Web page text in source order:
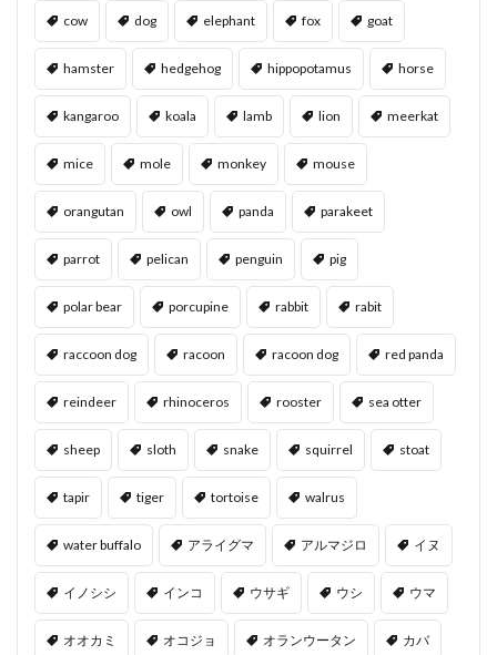
cow dog elephant fox goat
hamster hedgehog hippopotamus horse
kangaroo koala lamb lion meerkat
mice mole monkey mouse
orangutan owl panda parakeet
parrot pelican penguin pig
polar bear porcupine rabbit rabit
raccoon dog racoon racoon dog red panda
reindeer rhinoceros rooster sea otter
sheep sloth snake squirrel stoat
tapir tiger tortoise walrus
water buffalo アライグマ アルマジロ イヌ
イノシシ インコ ウサギ ウシ ウマ
オオカミ オコジョ オランウータン カバ